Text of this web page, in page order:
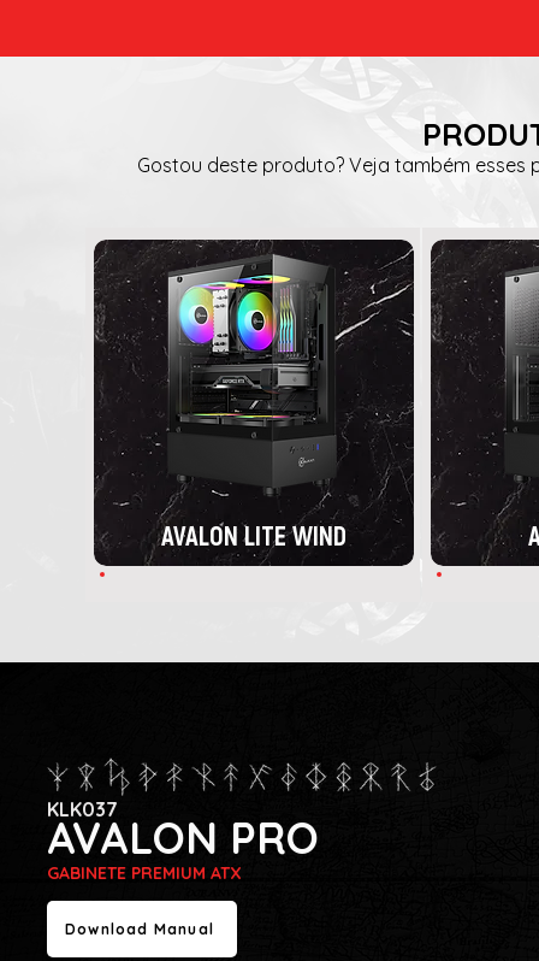
Gostou deste produto? Veja também
AVALON LITE WIND
AVALON PRO
KLK037
GABINETE PREMIUM ATX
Download Manual